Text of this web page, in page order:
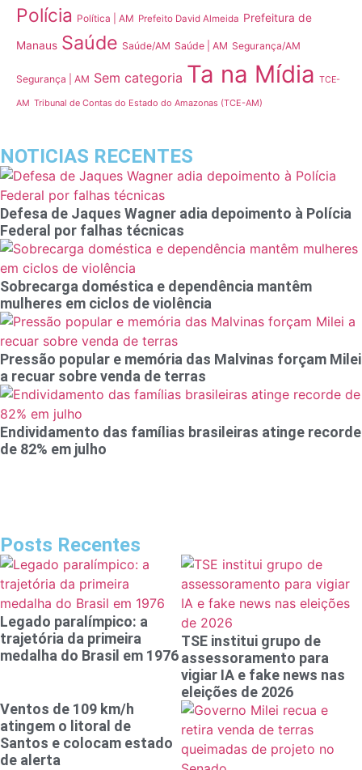
Polícia Política | AM Prefeito David Almeida Prefeitura de
Manaus Saúde Saúde/AM Saúde | AM Segurança/AM
Segurança | AM Sem categoria Ta na Mídia TCE-
AM Tribunal de Contas do Estado do Amazonas (TCE-AM)
NOTICIAS RECENTES
Defesa de Jaques Wagner adia depoimento à Polícia
Federal por falhas técnicas
Sobrecarga doméstica e dependência mantêm
mulheres em ciclos de violência
Pressão popular e memória das Malvinas forçam Milei
a recuar sobre venda de terras
Endividamento das famílias brasileiras atinge recorde
de 82% em julho
Posts Recentes
Legado paralímpico: a
trajetória da primeira
medalha do Brasil em 1976
TSE institui grupo de
assessoramento para
vigiar IA e fake news nas
eleições de 2026
Ventos de 109 km/h
atingem o litoral de
Santos e colocam estado
de alerta